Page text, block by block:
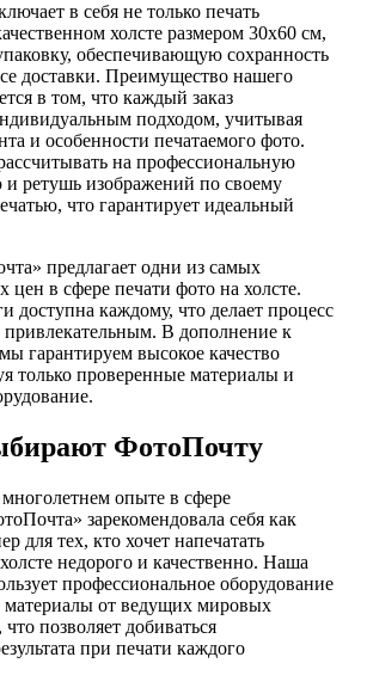
в себя не только печать
холсте размером 30х60 см,
обеспечивающую сохранность
доставки. Преимущество нашего
в том, что каждый заказ
подходом, учитывая
и особенности печатаемого фото.
на профессиональную
и ретушь изображений по своему
что гарантирует идеальный
предлагает одни из самых
цен в сфере печати фото на холсте.
доступна каждому, что делает процесс
привлекательным. В дополнение к
гарантируем высокое качество
только проверенные материалы и
ФотоПочту
опыте в сфере
зарекомендовала себя как
для тех, кто хочет напечатать
недорого и качественно. Наша
профессиональное оборудование
от ведущих мировых
позволяет добиваться
при печати каждого